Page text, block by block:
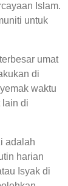
Islam.
untuk
umat
di
waktu
lain di
adalah
harian
Isyak di